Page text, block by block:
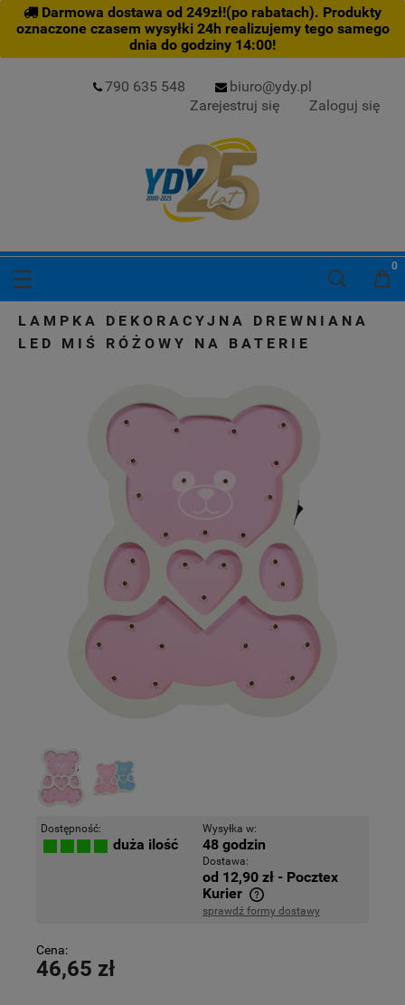
Darmowa dostawa od 249zł!(po rabatach). Produkty
oznaczone czasem wysyłki 24h realizujemy tego samego
dnia do godziny 14:00!
790 635 548
biuro@ydy.pl
Zarejestruj się
Zaloguj się
LAMPKA DEKORACYJNA DREWNIANA
LED MIŚ RÓŻOWY NA BATERIE
Dostępność:
duża ilość
Wysyłka w:
48 godzin
Dostawa:
od 12,90 zł - Pocztex
Kurier
Cena nie zawiera ewentualnych kosztów płatności
sprawdź formy dostawy
Cena:
46,65 zł